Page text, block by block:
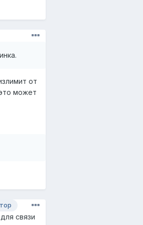
от
может
связи